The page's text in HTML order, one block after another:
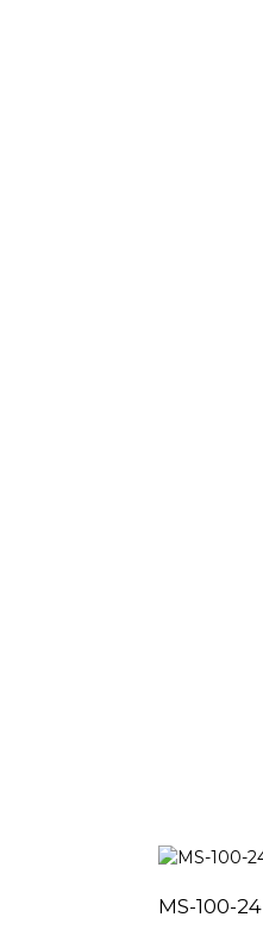
MS-100-24